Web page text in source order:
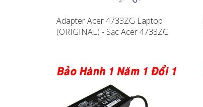
Adapter Acer 4733ZG Laptop
(ORIGINAL) - Sạc Acer 4733ZG